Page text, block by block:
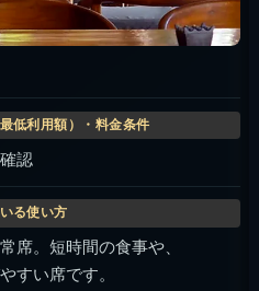
認
席。短時間の食事や、
すい席です。